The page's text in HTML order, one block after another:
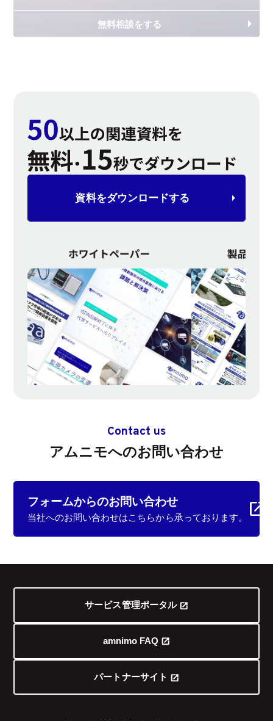
無料相談をする
資料をダウンロードする
Contact us
アムニモへのお問い合わせ
フォームからのお問い合わせ
当社へのお問い合わせはこちらから承っております。
サービス管理ポータル
amnimo FAQ
パートナーサイト